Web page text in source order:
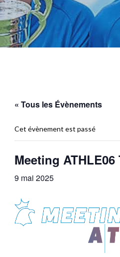
« Tous les Évènements
Cet évènement est passé
Meeting ATHLE06
9 mai 2025